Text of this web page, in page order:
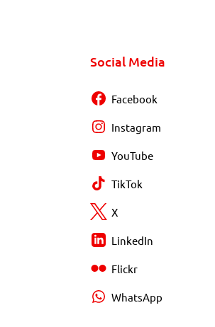
Social Media
Facebook
Instagram
YouTube
TikTok
X
LinkedIn
Flickr
WhatsApp